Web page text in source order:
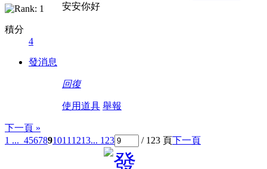
積分
4
發消息
安安你好
回復
使用道具 舉報
下一頁 »
1 ... 4567891011 1213... 123 / 123 頁下一頁